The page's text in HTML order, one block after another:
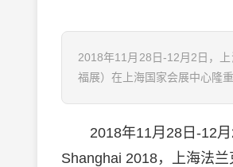
2018年11月28日-12月2日，
福展）在上海国家会展中心隆
2018年11月28日-12月2
Shanghai 2018，上海法